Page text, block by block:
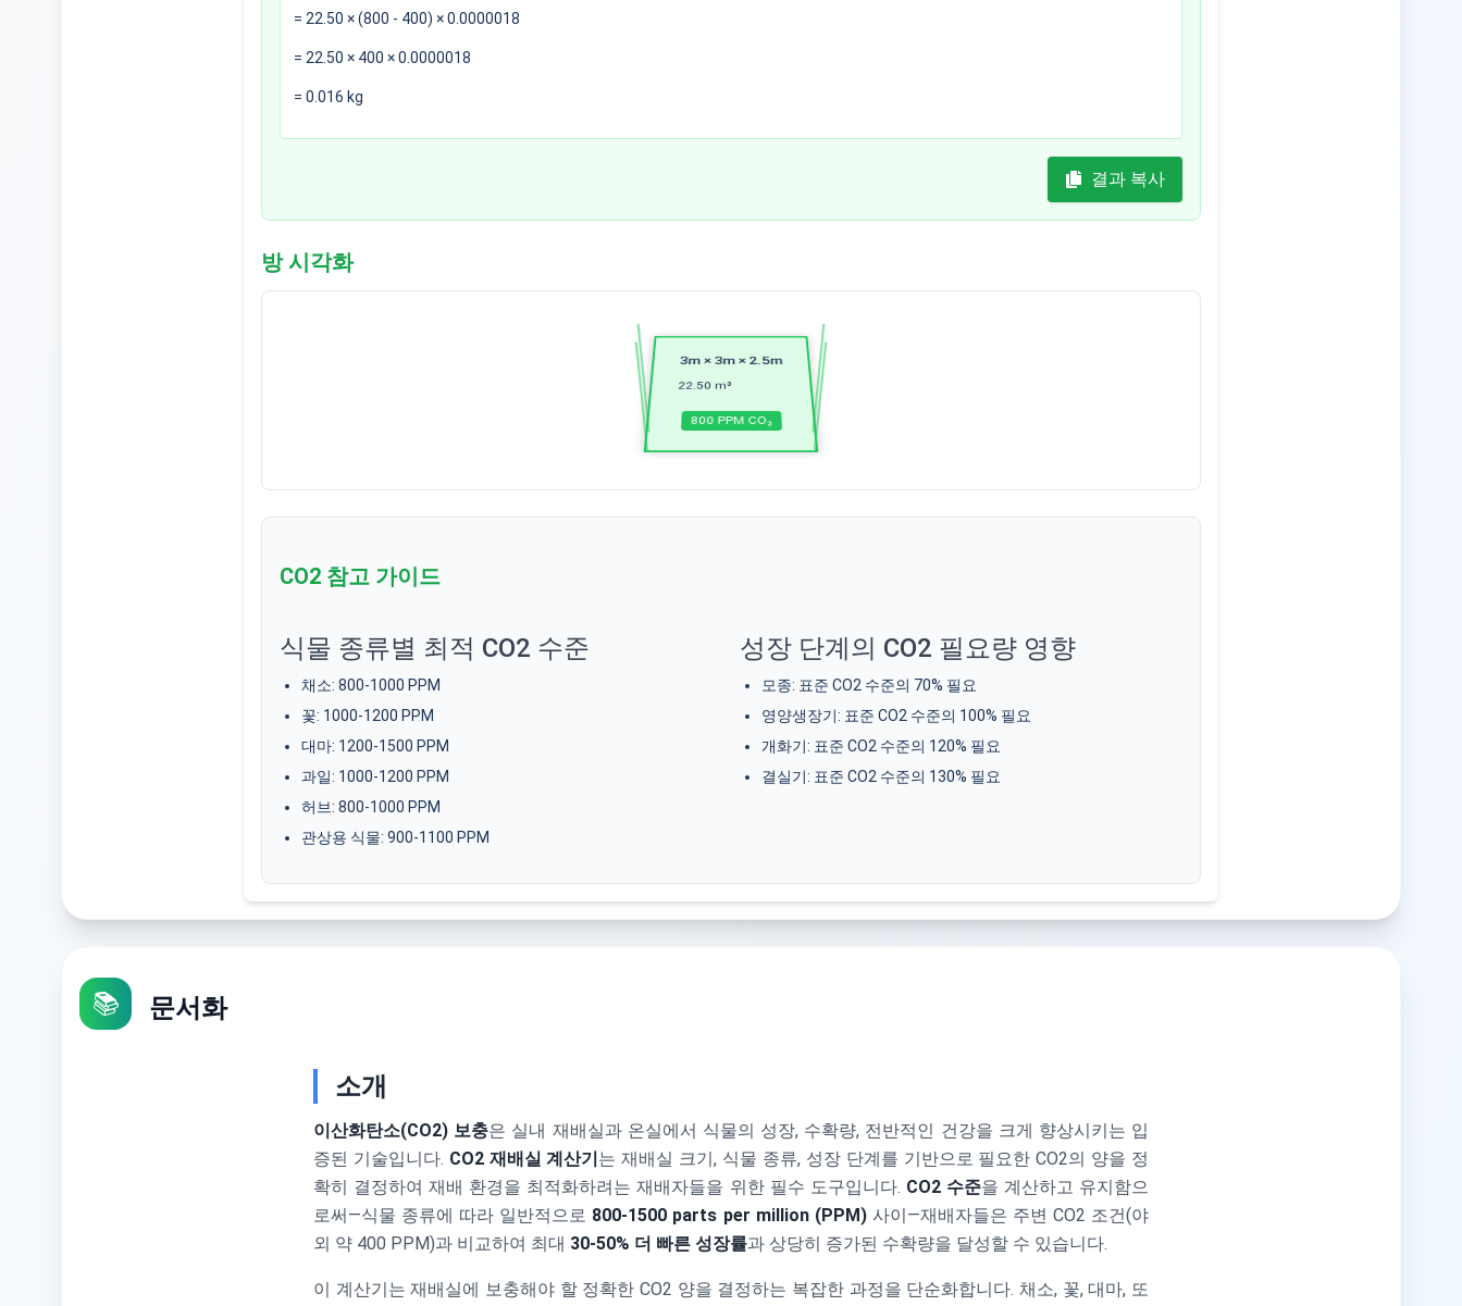
= 22.50 × (800 - 400) × 0.0000018
= 22.50 × 400 × 0.0000018
= 0.016 kg
결과 복사
방 시각화
3m × 3m × 2.5m
22.50 m³
800PPM CO₂
CO2 참고 가이드
식물 종류별 최적 CO2 수준
채소: 800-1000 PPM
꽃: 1000-1200 PPM
대마: 1200-1500 PPM
과일: 1000-1200 PPM
허브: 800-1000 PPM
관상용 식물: 900-1100 PPM
성장 단계의 CO2 필요량 영향
모종: 표준 CO2 수준의 70% 필요
영양생장기: 표준 CO2 수준의 100% 필요
개화기: 표준 CO2 수준의 120% 필요
결실기: 표준 CO2 수준의 130% 필요
📚 문서화
소개
이산화탄소(CO2) 보충은 실내 재배실과 온실에서 식물의 성장, 수확량, 전반적인 건강을 크게 향상시키는 입
증된 기술입니다. CO2 재배실 계산기는 재배실 크기, 식물 종류, 성장 단계를 기반으로 필요한 CO2의 양을 정
확히 결정하여 재배 환경을 최적화하려는 재배자들을 위한 필수 도구입니다. CO2 수준을 계산하고 유지함으
로써—식물 종류에 따라 일반적으로 800-1500 parts per million (PPM)사이—재배자들은 주변 CO2 조건(야
외 약 400 PPM)과 비교하여 최대 30-50% 더 빠른 성장률과 상당히 증가된 수확량을 달성할 수 있습니다.
이 계산기는 재배실에 보충해야 할 정확한 CO2 양을 결정하는 복잡한 과정을 단순화합니다. 채소, 꽃, 대마, 또